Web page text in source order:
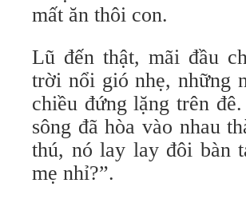
mất ăn thôi con.
Lũ đến thật, mãi đầu
trời nổi gió nhẹ, những
chiều đứng lặng trên
sông đã hòa vào nhau
thú, nó lay lay đôi bàn
mẹ nhỉ?”.